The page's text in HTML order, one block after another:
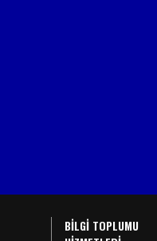
BİLGİ TOPLUMU